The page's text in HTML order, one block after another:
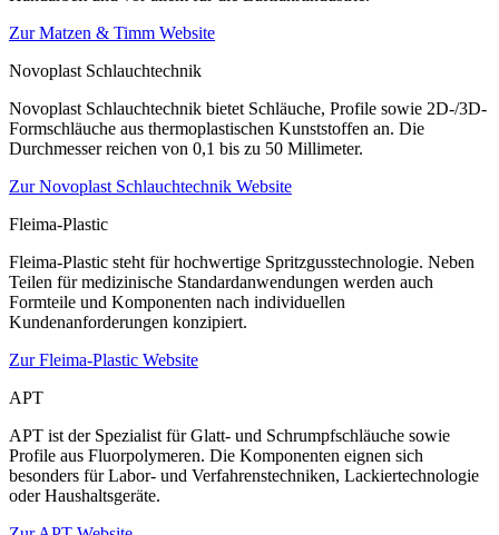
Zur Matzen & Timm Website
Novoplast Schlauchtechnik
Novoplast Schlauchtechnik bietet Schläuche, Profile sowie 2D-/3D-
Formschläuche aus thermoplastischen Kunststoffen an. Die
Durchmesser reichen von 0,1 bis zu 50 Millimeter.
Zur Novoplast Schlauchtechnik Website
Fleima-Plastic
Fleima-Plastic steht für hochwertige Spritzgusstechnologie. Neben
Teilen für medizinische Standardanwendungen werden auch
Formteile und Komponenten nach individuellen
Kundenanforderungen konzipiert.
Zur Fleima-Plastic Website
APT
APT ist der Spezialist für Glatt- und Schrumpfschläuche sowie
Profile aus Fluorpolymeren. Die Komponenten eignen sich
besonders für Labor- und Verfahrenstechniken, Lackiertechnologie
oder Haushaltsgeräte.